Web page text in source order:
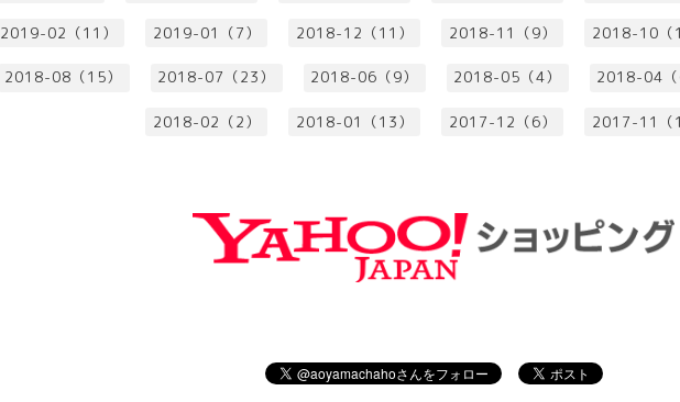
2019-02（11） 2019-01（7） 2018-12（11） 2018-11（9） 2018-10（
2018-08（15） 2018-07（23） 2018-06（9） 2018-05（4） 2018-04
2018-02（2） 2018-01（13） 2017-12（6） 2017-11（